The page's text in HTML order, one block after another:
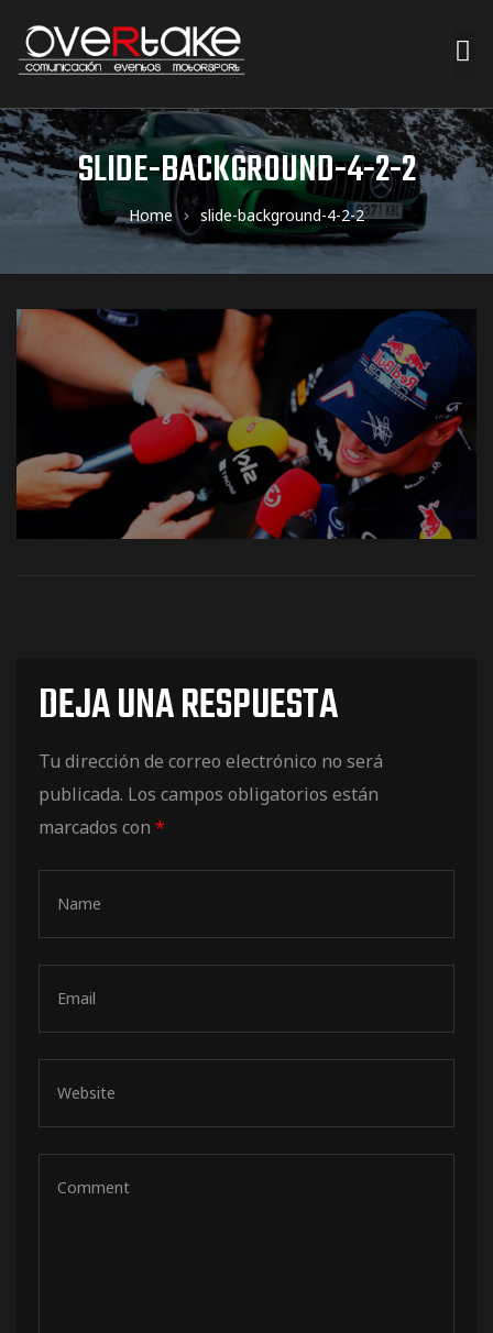
SLIDE-BACKGROUND-4-2-2
Home slide-background-4-2-2
DEJA UNA RESPUESTA
Tu dirección de correo electrónico no será
publicada. Los campos obligatorios están
marcados con *
Racing